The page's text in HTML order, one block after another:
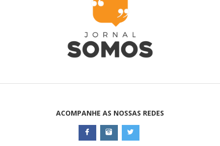
ACOMPANHE AS NOSSAS REDES